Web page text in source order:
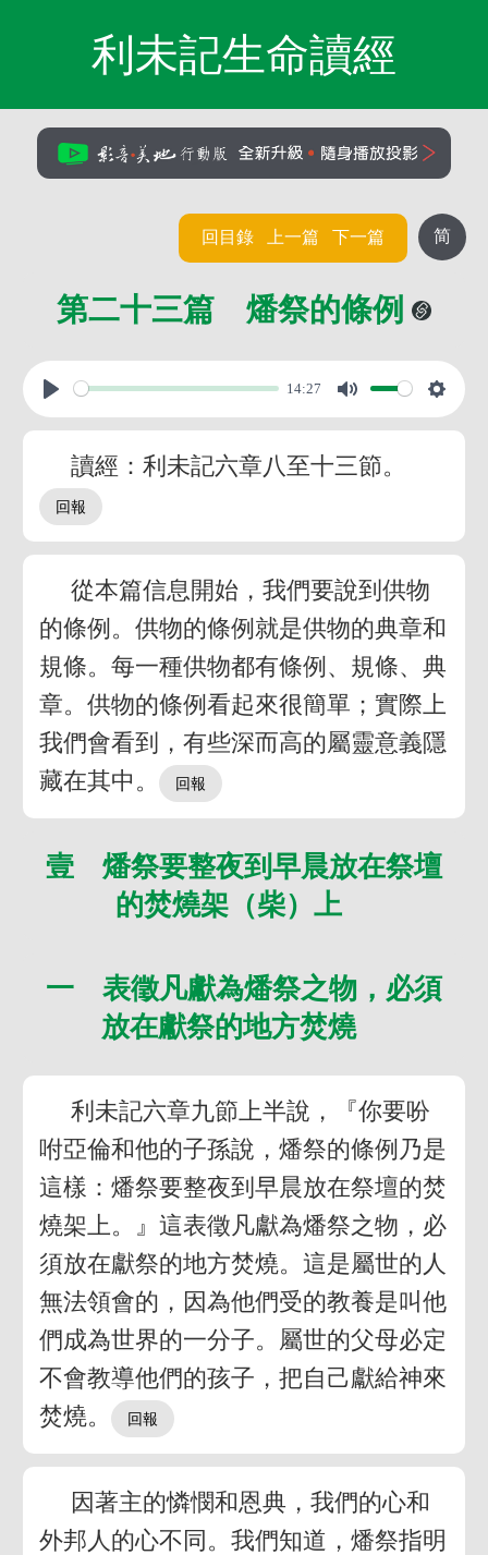
利未記生命讀經
简
回目錄 上一篇 下一篇
第二十三篇 燔祭的條例
14:27
讀經：利未記六章八至十三節。
從本篇信息開始，我們要說到供物
的條例。供物的條例就是供物的典章和
規條。每一種供物都有條例、規條、典
章。供物的條例看起來很簡單；實際上
我們會看到，有些深而高的屬靈意義隱
藏在其中。
壹 燔祭要整夜到早晨放在祭壇
的焚燒架（柴）上
一 表徵凡獻為燔祭之物，必須
放在獻祭的地方焚燒
利未記六章九節上半說，『你要吩
咐亞倫和他的子孫說，燔祭的條例乃是
這樣：燔祭要整夜到早晨放在祭壇的焚
燒架上。』這表徵凡獻為燔祭之物，必
須放在獻祭的地方焚燒。這是屬世的人
無法領會的，因為他們受的教養是叫他
們成為世界的一分子。屬世的父母必定
不會教導他們的孩子，把自己獻給神來
焚燒。
因著主的憐憫和恩典，我們的心和
外邦人的心不同。我們知道，燔祭指明